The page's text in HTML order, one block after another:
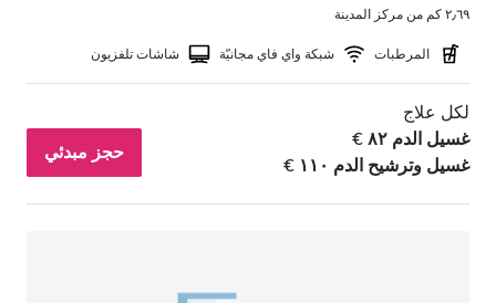
٢٫٦٩ كم من مركز المدينة
المرطبات شبكة واي فاي مجانيّة شاشات تلفزيون
لكل علاج
غسيل الدم ٨٢ €
غسيل وترشيح الدم ١١٠ €
حجز مبدئي